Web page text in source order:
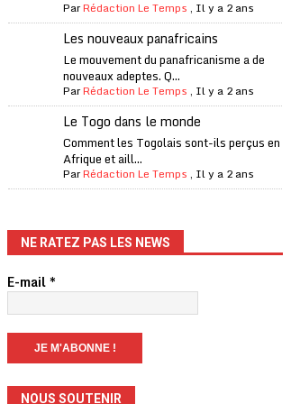
A LA UNE
MONDE
Coupes du monde
A LA UNE
ParRédaction Le Temps , Il y a 2 ans
Les nouveaux panafricains
Le mouvement du panafricanisme a de
nouveaux adeptes. Q...
ParRédaction Le Temps , Il y a 2 ans
Le Togo dans le monde
Comment les Togolais sont-ils perçus en
Afrique et aill...
ParRédaction Le Temps , Il y a 2 ans
NE RATEZ PAS LES NEWS
E-mail*
NOUS SOUTENIR